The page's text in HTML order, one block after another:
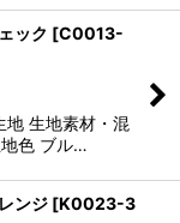
ック [C0013-
地 生地素材・混
色 ブル…
ンジ [K0023-3